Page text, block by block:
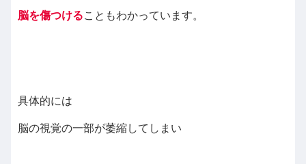
脳を傷つけることもわかっています。
具体的には
脳の視覚の一部が萎縮してしまい